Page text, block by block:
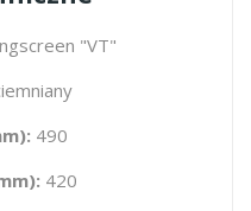
"VT"
490
420